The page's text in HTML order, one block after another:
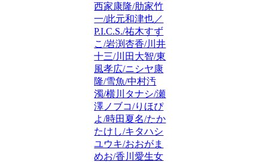
西家康隆/肋家竹
一/此元和津也／
P.I.C.S./祐木すず
こ/岩渕杏香/川井
十三/川田大智/東
風孝広/ニシヤ康
隆/雪魚/中村汚
濁/横川タナシ/瀬
澤ノブコ/りほぴ
よ/時田夏名/たか
たけし/キタハシ
ユウキ/おおがま
めお/香川愛生女